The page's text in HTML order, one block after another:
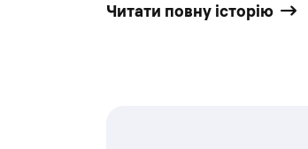
Читати повну історію